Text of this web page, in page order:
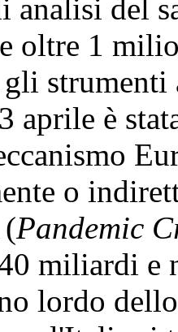
analisi del
oltre 1
aprile è
o
Pandemic
miliardi e
lordo